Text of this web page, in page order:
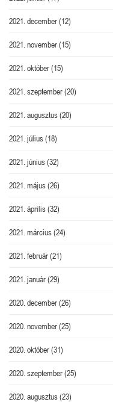
2021. december(12)
2021. november(15)
2021. október(15)
2021. szeptember(20)
2021. augusztus(20)
2021. július(18)
2021. június(32)
2021. május(26)
2021. április(32)
2021. március(24)
2021. február(21)
2021. január(29)
2020. december(26)
2020. november(25)
2020. október(31)
2020. szeptember(25)
2020. augusztus(23)